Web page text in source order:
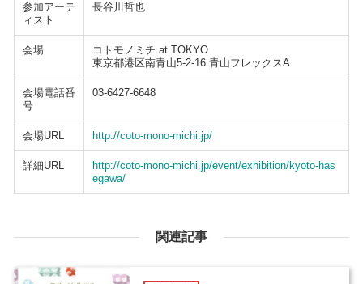
参加アーテ
ィスト
長谷川哲也
会場
コトモノミチ at TOKYO
東京都港区南青山5-2-16 青山フレックスA
会場電話番
号
03-6427-6648
会場URL http://coto-mono-michi.jp/
詳細URL
http://coto-mono-michi.jp/event/exhibition/kyoto-has
egawa/
関連記事